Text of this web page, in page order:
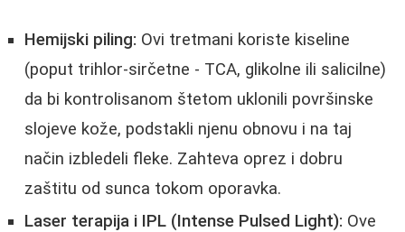
Hemijski piling: Ovi tretmani koriste kiseline
(poput trihlor-sirčetne - TCA, glikolne ili salicilne)
da bi kontrolisanom štetom uklonili površinske
slojeve kože, podstakli njenu obnovu i na taj
način izbledeli fleke. Zahteva oprez i dobru
zaštitu od sunca tokom oporavka.
Laser terapija i IPL (Intense Pulsed Light): Ove